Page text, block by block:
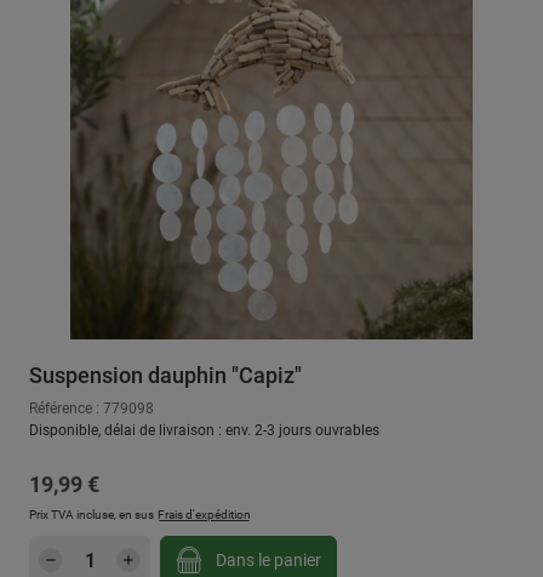
Suspension dauphin "Capiz"
Référence : 779098
Disponible, délai de livraison : env. 2-3 jours ouvrables
Prix régulier :
19,99 €
Prix TVA incluse, en sus Frais d'expédition
Quantité de produit : Entrez la quantité
Dans le panier